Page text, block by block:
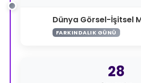
Dünya Görsel-İşitsel
FARKINDALIK GÜNÜ
28